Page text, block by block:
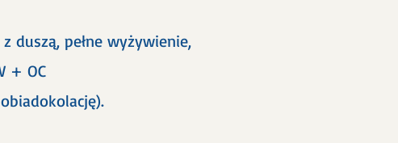
duszą, pełne wyżywienie,
+ OC